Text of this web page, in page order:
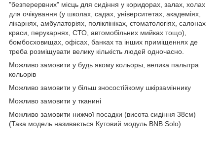
"безперервних" місць для сидіння у коридорах, залах, холах
для очікування (у школах, садах, університетах, академіях,
лікарнях, амбулаторіях, поліклініках, стоматологіях, салонах
краси, перукарнях, СТО, автомобільних мийках тощо),
бомбосховищах, офісах, банках та інших приміщеннях де
треба розміщувати велику кількість людей одночасно.
Можливо замовити у будь якому кольоры, велика палытра
кольорів
Можливо замовити у більш зносостійкому шкірзаміннику
Можливо замовити у тканині
Можливо замовити нижчої посадки (висота сидіння 38см)
(Така модель називається Кутовий модуль BNB Solo)